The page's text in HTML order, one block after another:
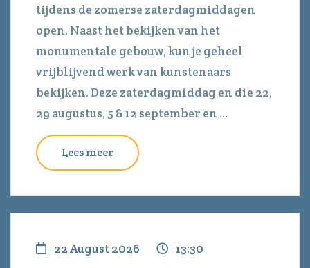
tijdens de zomerse zaterdagmiddagen
open. Naast het bekijken van het
monumentale gebouw, kun je geheel
vrijblijvend werk van kunstenaars
bekijken. Deze zaterdagmiddag en die 22,
29 augustus, 5 & 12 september en ...
Lees meer
22 August 2026 13:30